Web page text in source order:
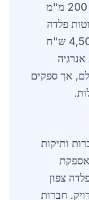
קורוזיה. לדוגמה, פרופיל HEA בגודל 200 מ"מ
שמוטות פלדה
עגולים בקוטר 20 מ"מ נמכרים ב-4,500 ש"ח
אך ספקים
ותיקות
צפון
חברות